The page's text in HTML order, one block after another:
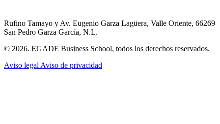
Rufino Tamayo y Av. Eugenio Garza Lagüera, Valle Oriente, 66269
San Pedro Garza García, N.L.
© 2026. EGADE Business School, todos los derechos reservados.
Aviso legal Aviso de privacidad